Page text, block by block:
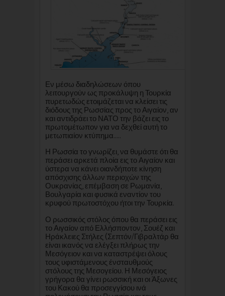
Εν μέσω διαδηλώσεων όπου
λειτουργούν ως προκάλυψη η Τουρκία
πυρετωδώς ετοιμάζεται να κλείσει τις
διόδους της Ρωσσίας προς το Αιγαίον, αν
και αντιδράει το ΝΑΤΟ την βάζει εις το
πρωτομέτωπον για να δεχθεί αυτή το
μετωπιαίον κτύπημα.....
Η Ρωσσία το γνωρίζει, να θυμάστε ότι θα
περάσει αρκετά πλοία εις το Αιγαίον και
ύστερα να κάνει οιανδήποτε κίνηση
απόσχισης άλλων περιοχών της
Ουκρανίας, επέμβαση σε Ρωμανία,
Βουλγαρία και φυσικά εναντίον του
κρυφού πρωτοστόχου ήτοι την Τουρκία.
Ο ρωσσικός στόλος όπου θα περάσει εις
το Αιγαίον από Ελλήσποντον, Σουέζ και
Ηράκλειες Στήλες (Σεπτόν/Γιβραλτάρ θα
είναι ικανός να ελέγξει πλήρως την
Μεσόγειον και να καταστρέψει όλους
τους υφιστάμενους ένσταυθμούς
στόλους της Μεσογείου. Η Μεσόγειος
γρήγορα θα γίνει ρωσσική και οι Άξωνες
του Κακού θα προσεγγίσου ινά